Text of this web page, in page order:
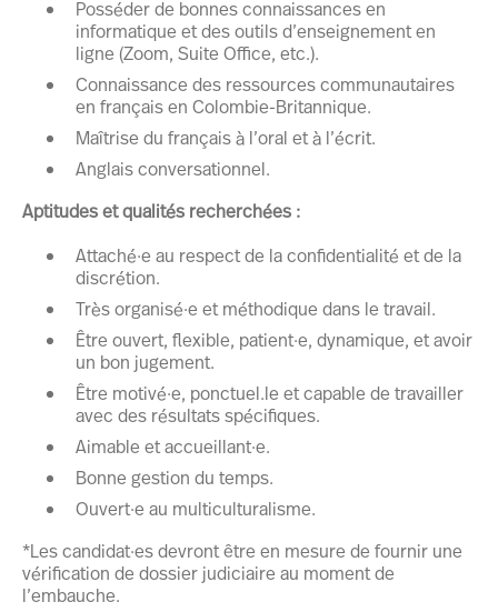
Posséder de bonnes connaissances en
informatique et des outils d’enseignement en
ligne (Zoom, Suite Office, etc.).
Connaissance des ressources communautaires
en français en Colombie-Britannique.
Maîtrise du français à l’oral et à l’écrit.
Anglais conversationnel.
Aptitudes et qualités recherchées :
Attaché·e au respect de la confidentialité et de la
discrétion.
Très organisé·e et méthodique dans le travail.
Être ouvert, flexible, patient·e, dynamique, et avoir
un bon jugement.
Être motivé·e, ponctuel.le et capable de travailler
avec des résultats spécifiques.
Aimable et accueillant·e.
Bonne gestion du temps.
Ouvert·e au multiculturalisme.
*Les candidat·es devront être en mesure de fournir une
vérification de dossier judiciaire au moment de
l’embauche.